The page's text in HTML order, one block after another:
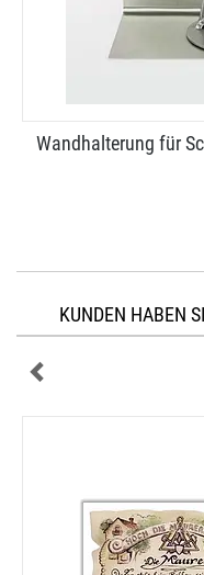
Wandhalterung für
KUNDEN HABEN